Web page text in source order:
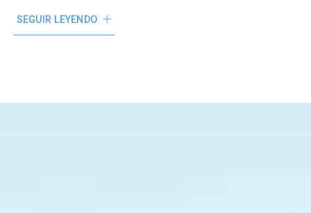
¿Necesitas suministros para tu local u hogar?
nosotrosy aprovecha nuestro servicio de
SEGUIR LEYENDO